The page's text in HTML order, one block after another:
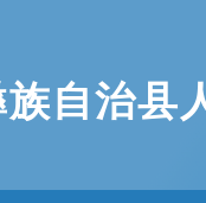
自治县